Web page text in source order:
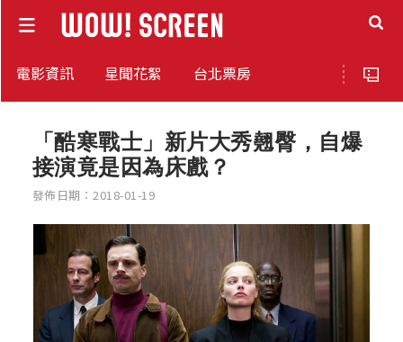
電影資訊 星聞花絮 台北票房
「酷寒戰士」新片大秀翹臀，自爆
接演竟是因為床戲？
發佈日期：2018-01-19